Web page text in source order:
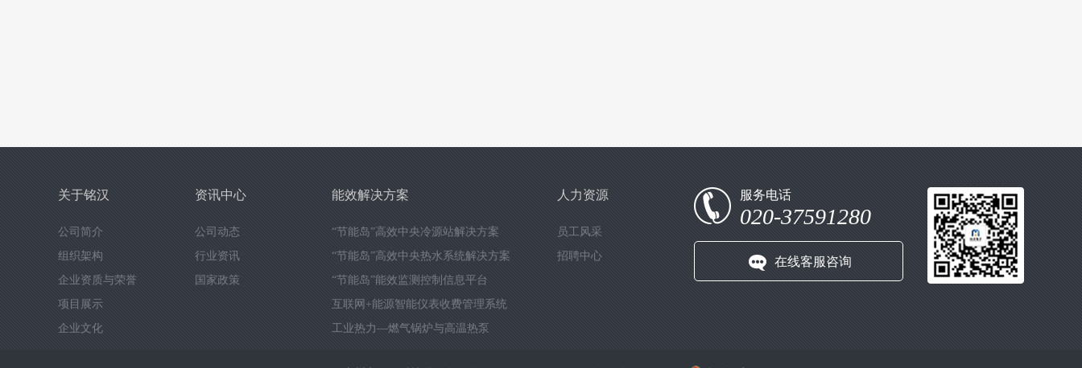
关于铭汉
公司简介
组织架构
企业资质与荣誉
项目展示
企业文化
资讯中心
公司动态
行业资讯
国家政策
能效解决方案
“节能岛”高效中央冷源站解决方案
“节能岛”高效中央热水系统解决方案
“节能岛”能效监测控制信息平台
互联网+能源智能仪表收费管理系统
工业热力—燃气锅炉与高温热泵
人力资源
员工风采
招聘中心
服务电话
020-37591280
在线客服咨询